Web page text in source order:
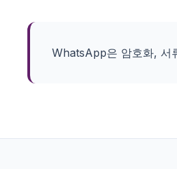
WhatsApp은 암호화, 서